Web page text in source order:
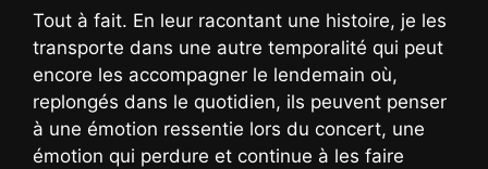
Tout à fait. En leur racontant une histoire, je les
transporte dans une autre temporalité qui peut
encore les accompagner le lendemain où,
replongés dans le quotidien, ils peuvent penser
à une émotion ressentie lors du concert, une
émotion qui perdure et continue à les faire